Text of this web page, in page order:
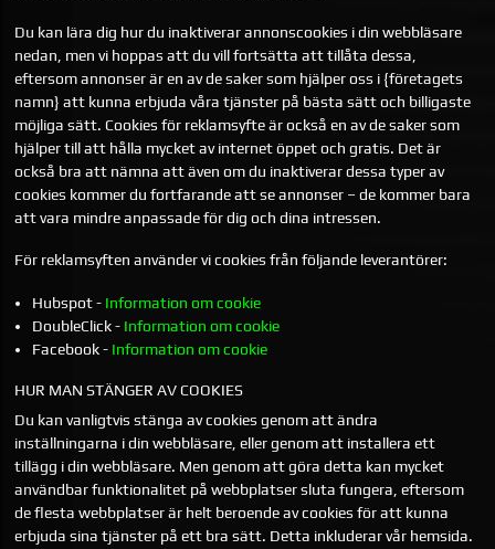
Du kan lära dig hur du inaktiverar annonscookies i din webbläsare
nedan, men vi hoppas att du vill fortsätta att tillåta dessa,
eftersom annonser är en av de saker som hjälper oss i {företagets
namn} att kunna erbjuda våra tjänster på bästa sätt och billigaste
möjliga sätt. Cookies för reklamsyfte är också en av de saker som
hjälper till att hålla mycket av internet öppet och gratis. Det är
också bra att nämna att även om du inaktiverar dessa typer av
cookies kommer du fortfarande att se annonser – de kommer bara
att vara mindre anpassade för dig och dina intressen.
För reklamsyften använder vi cookies från följande leverantörer:
Hubspot - Information om cookie
DoubleClick - Information om cookie
Facebook - Information om cookie
HUR MAN STÄNGER AV COOKIES
Du kan vanligtvis stänga av cookies genom att ändra
inställningarna i din webbläsare, eller genom att installera ett
tillägg i din webbläsare. Men genom att göra detta kan mycket
användbar funktionalitet på webbplatser sluta fungera, eftersom
de flesta webbplatser är helt beroende av cookies för att kunna
erbjuda sina tjänster på ett bra sätt. Detta inkluderar vår hemsida.